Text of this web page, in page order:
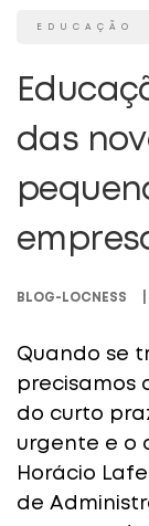
EDUCAÇÃO
das
BLOG-LOCNESS
Quando se
precisamos
do curto
urgente e o
Horácio
de